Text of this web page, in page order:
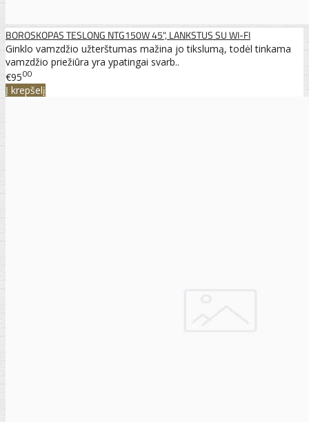
BOROSKOPAS TESLONG NTG150W 45", LANKSTUS SU WI-FI
Ginklo vamzdžio užterštumas mažina jo tikslumą, todėl tinkama
vamzdžio priežiūra yra ypatingai svarb..
€9500
Į krepšelį